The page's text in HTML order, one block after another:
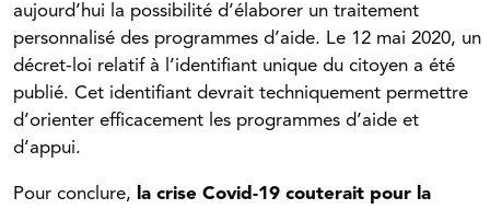
aujourd’hui la possibilité d’élaborer un traitement
personnalisé des programmes d’aide. Le 12 mai 2020, un
décret-loi relatif à l’identifiant unique du citoyen a été
publié. Cet identifiant devrait techniquement permettre
d’orienter efficacement les programmes d’aide et
d’appui.
Pour conclure, la crise Covid-19 couterait pour la